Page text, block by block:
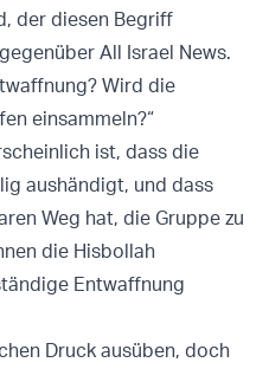
der diesen Begriff
All Israel News.
Wird die
einsammeln?“
ist, dass die
aushändigt, und dass
Weg hat, die Gruppe zu
die Hisbollah
Entwaffnung
Druck ausüben, doch